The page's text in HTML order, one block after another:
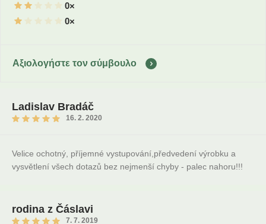
0×
0×
Αξιολογήστε τον σύμβουλο
Ladislav Bradáč
16. 2. 2020
Velice ochotný, příjemné vystupování,předvedení výrobku a
vysvětlení všech dotazů bez nejmenší chyby - palec nahoru!!!
rodina z Čáslavi
7. 7. 2019